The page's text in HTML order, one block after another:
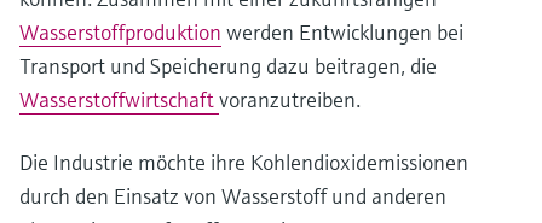
Wasserstoffproduktion werden Entwicklungen bei
Transport und Speicherung dazu beitragen, die
Wasserstoffwirtschaftvoranzutreiben.
Die Industrie möchte ihre Kohlendioxidemissionen
durch den Einsatz von Wasserstoff und anderen